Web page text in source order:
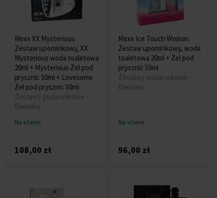
Mexx XX Mysterious
Zestaw upominkowy, XX
Mysterious woda toaletowa
20ml + Mysterious Żel pod
prysznic 50ml + Lovesome
Żel pod prysznic 50ml
Zestawy podarunkowe -
Damskie
Na stanie
108,00 zł
Mexx Ice Touch Woman
Zestaw upominkowy, woda
toaletowa 20ml + Żel pod
prysznic 50ml
Zestawy podarunkowe -
Damskie
Na stanie
96,00 zł